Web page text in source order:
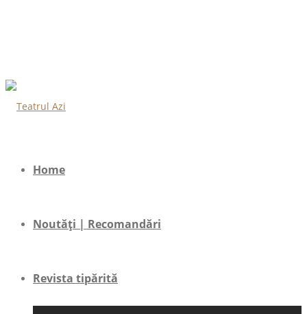
Home
Noutăți | Recomandări
Revista tipărită